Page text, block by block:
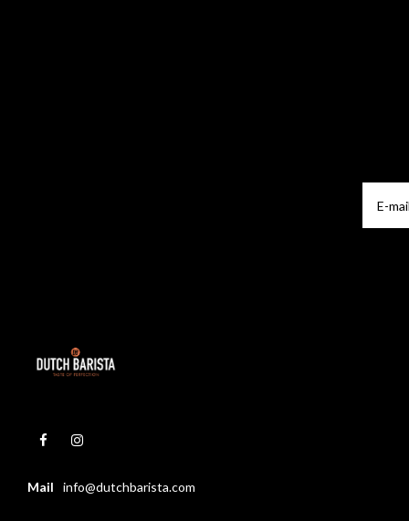
Mail info@dutchbarista.com